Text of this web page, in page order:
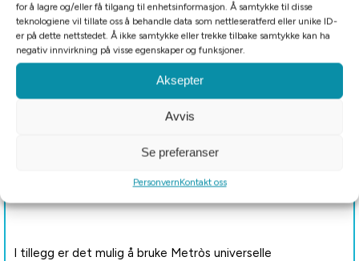
for å lagre og/eller få tilgang til enhetsinformasjon. Å samtykke til disse
teknologiene vil tillate oss å behandle data som nettleseratferd eller unike ID-
er på dette nettstedet. Å ikke samtykke eller trekke tilbake samtykke kan ha
negativ innvirkning på visse egenskaper og funksjoner.
Aksepter
Avvis
Se preferanser
PersonvernKontakt oss
På frontveggen gir praktiske åpningsdører enkel tilgang for
daglig vedlikehold. Dørene er utstyrt med spesielle
låsekroker for å forhindre utilsiktet rømming av dyret.
For mer grundig rengjøring er det mulig å skille bunnen helt
fra nettet ved å løsne sidelukkeklipsene.
som er nyttig for å gjøre det lettere å flytte rundt.
I tillegg er det mulig å bruke Metròs universelle